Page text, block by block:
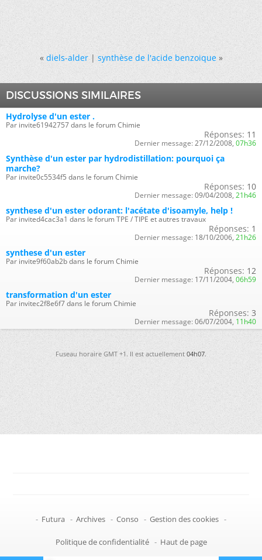
« diels-alder|synthèse de l'acide benzoique »
DISCUSSIONS SIMILAIRES
Hydrolyse d'un ester .
Par invite61942757 dans le forum Chimie
Réponses: 11
Dernier message: 27/12/2008, 07h36
Synthèse d'un ester par hydrodistillation: pourquoi ça
marche?
Par invite0c5534f5 dans le forum Chimie
Réponses: 10
Dernier message: 09/04/2008, 21h46
synthese d'un ester odorant: l'acétate d'isoamyle, help !
Par invited4cac3a1 dans le forum TPE / TIPE et autres travaux
Réponses: 1
Dernier message: 18/10/2006, 21h26
synthese d'un ester
Par invite9f60ab2b dans le forum Chimie
Réponses: 12
Dernier message: 17/11/2004, 06h59
transformation d'un ester
Par invitec2f8e6f7 dans le forum Chimie
Réponses: 3
Dernier message: 06/07/2004, 11h40
Fuseau horaire GMT +1. Il est actuellement04h07.
- Futura - Archives - Conso - Gestion des cookies -
Politique de confidentialité - Haut de page